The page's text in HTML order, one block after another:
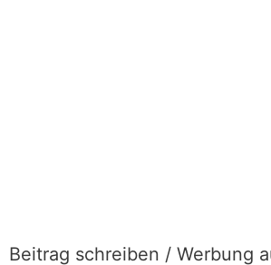
Beitrag schreiben / Werbung